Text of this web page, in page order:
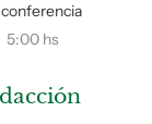
5:00 hs